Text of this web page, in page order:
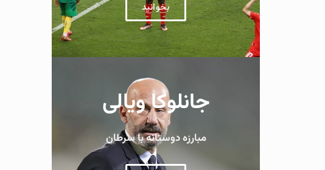
بخوانید
جانلوکا ویالی
مبارزه دوستانه با سرطان